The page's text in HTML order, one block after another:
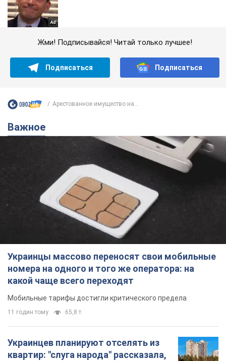
Жми! Подписывайся! Читай только лучшее!
Подписаться Подписаться
Арестованное имущество на...
Важное
Украинцы массово переносят свои мобильные
номера на одного и того же оператора: на
какой чаще всего переходят
Мобильные тарифы достигли критического предела
11 годин тому 65,8 т.
Украинцев планируют отселять из
квартир: "слуга народа" рассказала,